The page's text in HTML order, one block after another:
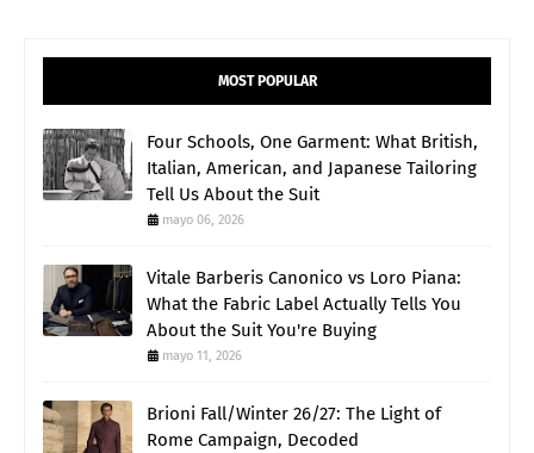
MOST POPULAR
Four Schools, One Garment: What British,
Italian, American, and Japanese Tailoring
Tell Us About the Suit
mayo 06, 2026
Vitale Barberis Canonico vs Loro Piana:
What the Fabric Label Actually Tells You
About the Suit You're Buying
mayo 11, 2026
Brioni Fall/Winter 26/27: The Light of
Rome Campaign, Decoded